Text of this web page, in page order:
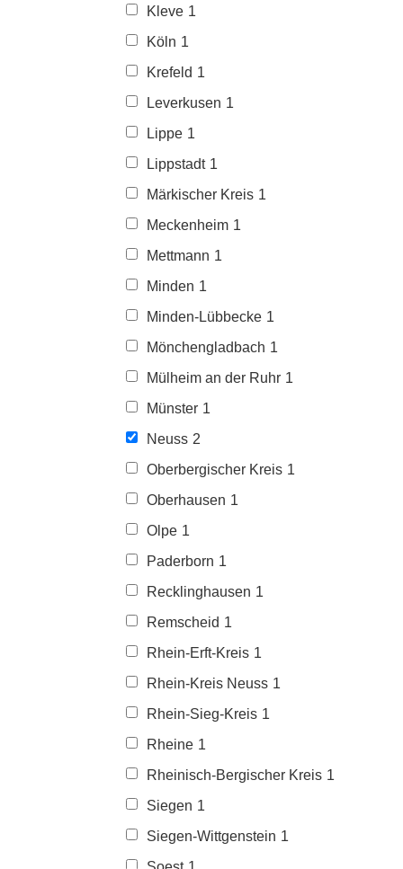
Kleve 1
Köln 1
Krefeld 1
Leverkusen 1
Lippe 1
Lippstadt 1
Märkischer Kreis 1
Meckenheim 1
Mettmann 1
Minden 1
Minden-Lübbecke 1
Mönchengladbach 1
Mülheim an der Ruhr 1
Münster 1
Neuss 2
Oberbergischer Kreis 1
Oberhausen 1
Olpe 1
Paderborn 1
Recklinghausen 1
Remscheid 1
Rhein-Erft-Kreis 1
Rhein-Kreis Neuss 1
Rhein-Sieg-Kreis 1
Rheine 1
Rheinisch-Bergischer Kreis 1
Siegen 1
Siegen-Wittgenstein 1